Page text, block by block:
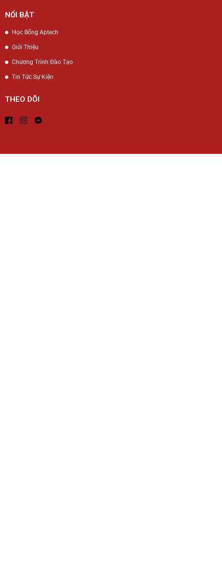
NỔI BẬT
Học Bổng Aptech
Giới Thiệu
Chương Trình Đào Tạo
Tin Tức Sự Kiện
THEO DÕI